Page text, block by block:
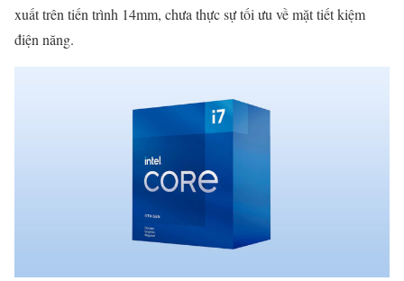
xuất trên tiến trình 14mm, chưa thực sự tối ưu về mặt tiết kiệm
điện năng.